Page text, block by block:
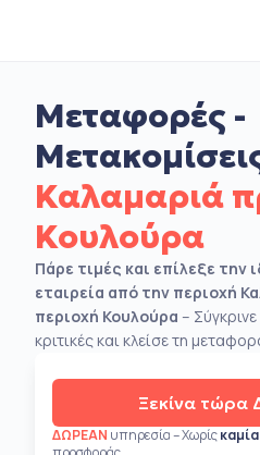
Μεταφορές -
Καλαμαριά
Κουλούρα
Πάρε τιμές και επίλεξε την
εταιρεία από την περιοχή
περιοχή Κουλούρα –
κριτικές και κλείσε τη
Ξεκίνα τώρα
ΔΩΡΕΑΝ υπηρεσία – Χωρίς